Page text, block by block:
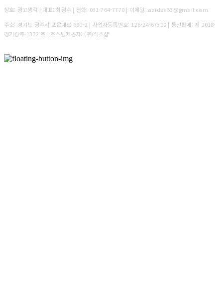
상호: 광고생각 | 대표: 최광수 | 전화: 031-764-7770 | 이메일: adidea53@gmail.com
주소: 경기도 광주시 포은대로 680-2 | 사업자등록번호: 126-24-67309 | 통신판매: 제 2018-
경기광주-1322 호 | 호스팅제공자: (주)식스샵